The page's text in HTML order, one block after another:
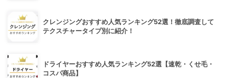
クレンジングおすすめ人気ランキング52選！徹底調査して
テクスチャータイプ別に紹介！
ドライヤーおすすめ人気ランキング52選【速乾・くせ毛・
コスパ商品】